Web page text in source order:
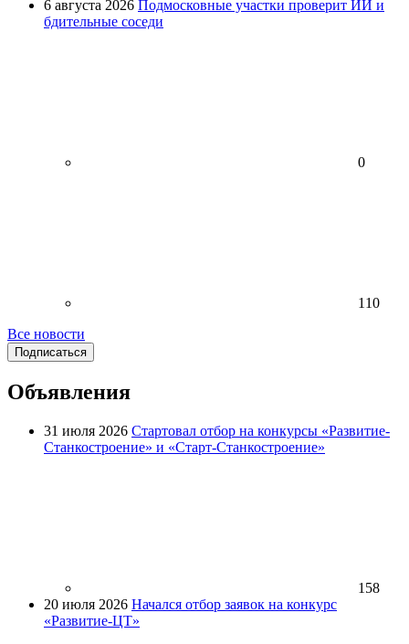
6 августа 2026 Подмосковные участки проверит ИИ и
бдительные соседи
0
110
Все новости
Подписаться
Объявления
31 июля 2026 Стартовал отбор на конкурсы «Развитие-
Станкостроение» и «Старт-Станкостроение»
158
20 июля 2026 Начался отбор заявок на конкурс
«Развитие-ЦТ»